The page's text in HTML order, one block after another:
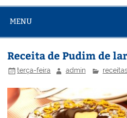
MENU
Receita de Pudim de
terça-feira admin